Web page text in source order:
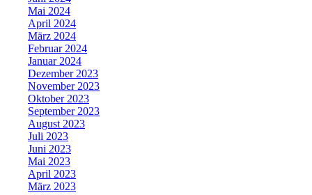
Mai 2024
April 2024
März 2024
Februar 2024
Januar 2024
Dezember 2023
November 2023
Oktober 2023
September 2023
August 2023
Juli 2023
Juni 2023
Mai 2023
April 2023
März 2023